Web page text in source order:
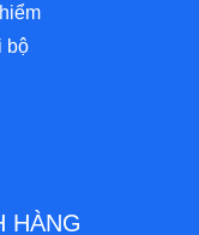
bộ
HÀNG